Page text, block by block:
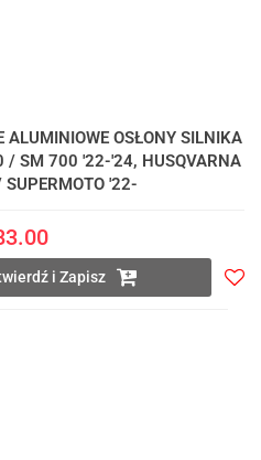
ALUMINIOWE OSŁONY SILNIKA
/ SM 700 '22-'24, HUSQVARNA
'22-
i Zapisz